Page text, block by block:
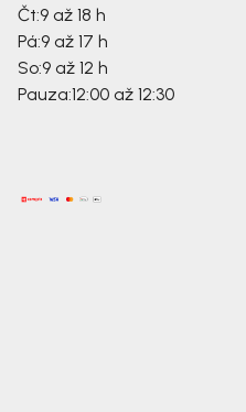
Čt:9 až 18 h
Pá:9 až 17 h
So:9 až 12 h
Pauza:12:00 až 12:30